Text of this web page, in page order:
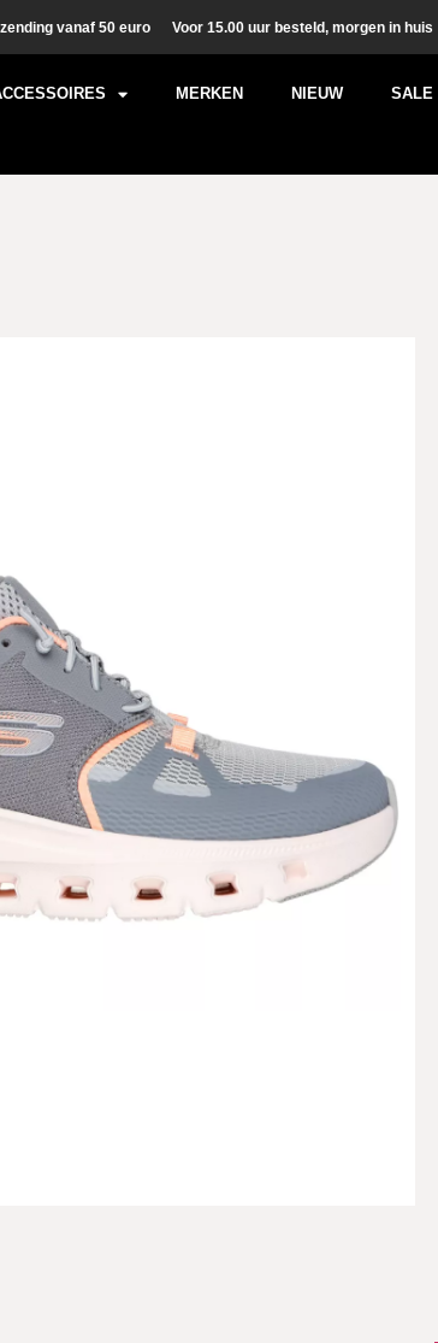
vanaf 50 euro Voor 15.00 uur besteld, morgen in huis
MERKEN NIEUW SALE